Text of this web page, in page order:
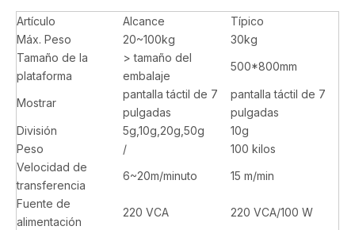
Artículo Alcance
Típico
Máx. Peso
20~100kg
30kg
Tamaño de la
plataforma
> tamaño del
embalaje
500*800mm
Mostrar
pantalla táctil de 7
pulgadas
pantalla táctil de 7
pulgadas
División
5g,10g,20g,50g
10g
Peso
/
100 kilos
Velocidad de
transferencia
6~20m/minuto 15 m/min
Fuente de
alimentación
220 VCA 220 VCA/100 W